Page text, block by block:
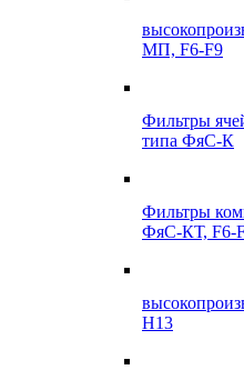
МП, F6-F9
Фильтры
типа ФяС-К
Фильтры
ФяС-КТ, F6-
Н13